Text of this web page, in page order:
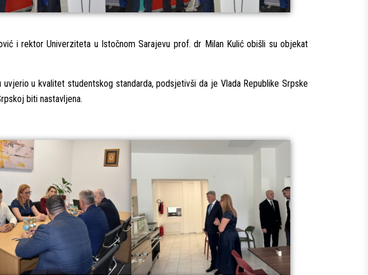
i rektor Univerziteta u Istočnom Sarajevu prof. dr Milan Kulić obišli su objekat
u kvalitet studentskog standarda, podsjetivši da je Vlada Republike Srpske
biti nastavljena.